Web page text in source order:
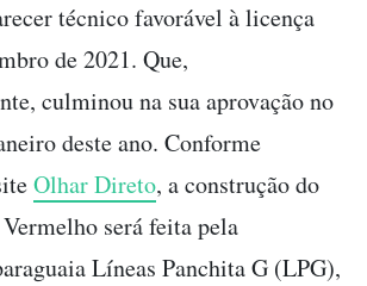
técnico favorável à licença
de 2021. Que,
culminou na sua aprovação no
deste ano. Conforme
Olhar Direto, a construção do
será feita pela
Líneas Panchita G (LPG),